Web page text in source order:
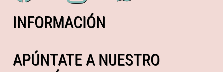
INFORMACIÓN
APÚNTATE A NUESTRO